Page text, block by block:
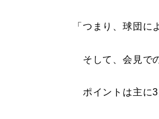
「つまり、球団に
そして、会見で
ポイントは主に3